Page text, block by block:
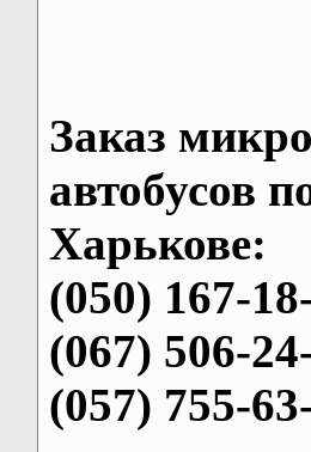
Заказ
автобусов
Харькове:
(050) 167-
(067) 506-
(057) 755-